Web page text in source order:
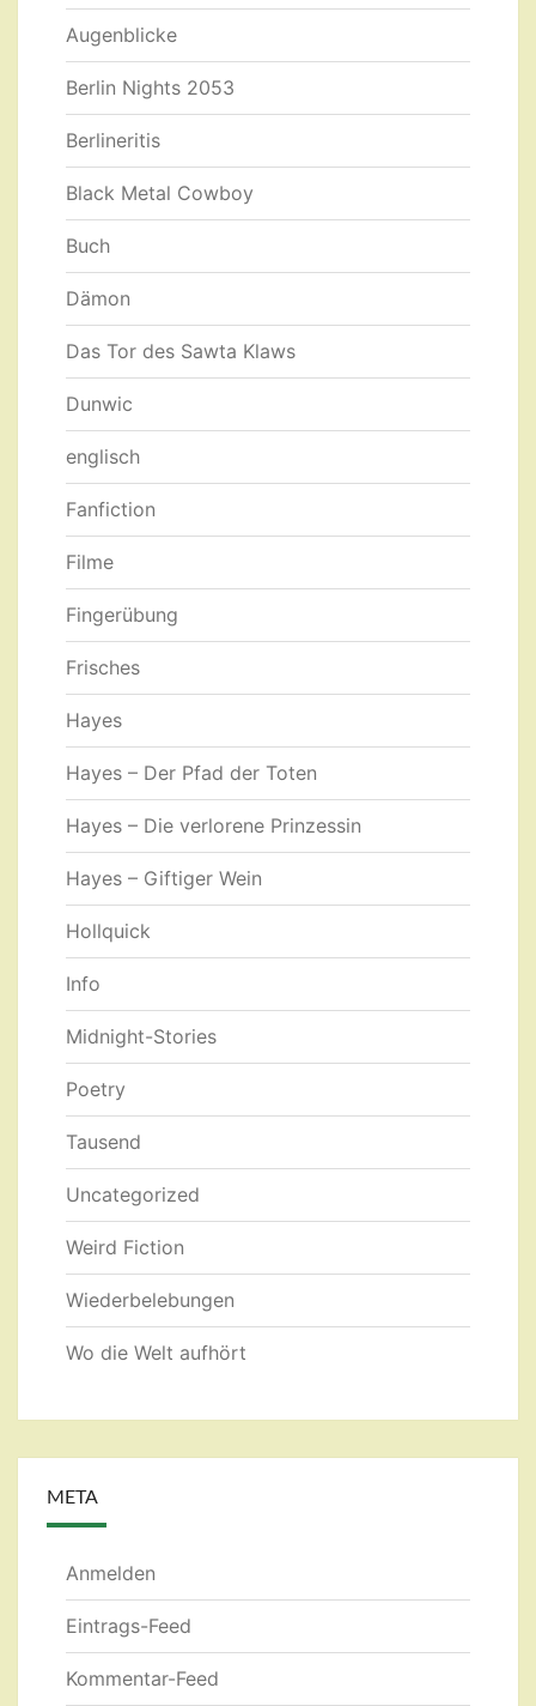
Augenblicke
Berlin Nights 2053
Berlineritis
Black Metal Cowboy
Buch
Dämon
Das Tor des Sawta Klaws
Dunwic
englisch
Fanfiction
Filme
Fingerübung
Frisches
Hayes
Hayes – Der Pfad der Toten
Hayes – Die verlorene Prinzessin
Hayes – Giftiger Wein
Hollquick
Info
Midnight-Stories
Poetry
Tausend
Uncategorized
Weird Fiction
Wiederbelebungen
Wo die Welt aufhört
META
Anmelden
Eintrags-Feed
Kommentar-Feed